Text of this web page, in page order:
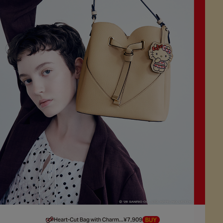
Heart-Cut Bag with Charm...¥7,909